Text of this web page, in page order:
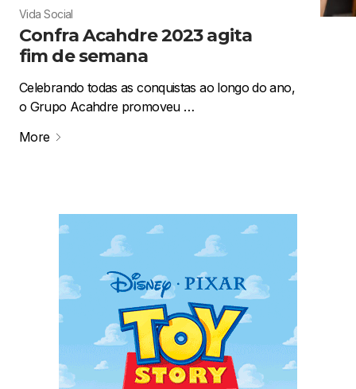
Vida Social
Confra Acahdre 2023 agita
fim de semana
Celebrando todas as conquistas ao longo do ano,
o Grupo Acahdre promoveu …
More